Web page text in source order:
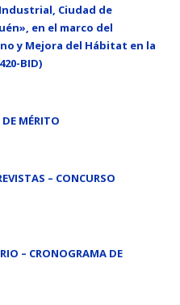
Ciudad de
en el marco del
y Mejora del Hábitat en la
BID)
MÉRITO
– CONCURSO
– CRONOGRAMA DE